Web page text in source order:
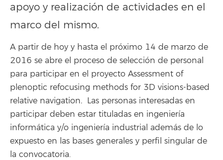
apoyo y realización de actividades en el
marco del mismo.
A partir de hoy y hasta el próximo 14 de marzo de
2016 se abre el proceso de selección de personal
para participar en el proyecto Assessment of
plenoptic refocusing methods for 3D visions-based
relative navigation. Las personas interesadas en
participar deben estar tituladas en ingeniería
informática y/o ingeniería industrial además de lo
expuesto en las bases generales y perfil singular de
la convocatoria.